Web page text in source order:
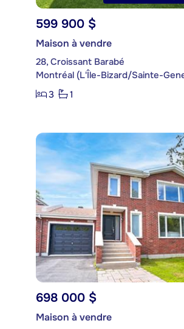
599 900 $
Maison à vendre
28, Croissant Barabé
Montréal (L'Île-Bizard/Sainte-
3
1
698 000 $
Maison à vendre